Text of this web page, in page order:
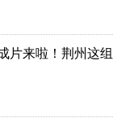
片来啦！荆州这组